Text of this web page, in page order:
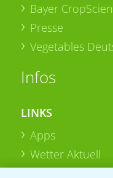
Bayer
Presse
Vegetables
Infos
LINKS
Apps
Wetter Aktuell